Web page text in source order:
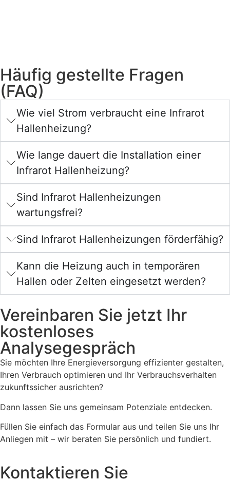
Häufig gestellte Fragen
(FAQ)
Wie viel Strom verbraucht eine Infrarot
Hallenheizung?
Wie lange dauert die Installation einer
Infrarot Hallenheizung?
Sind Infrarot Hallenheizungen
wartungsfrei?
Sind Infrarot Hallenheizungen förderfähig?
Kann die Heizung auch in temporären
Hallen oder Zelten eingesetzt werden?
Vereinbaren Sie jetzt Ihr
kostenloses
Analysegespräch
Sie möchten Ihre Energieversorgung effizienter gestalten,
Ihren Verbrauch optimieren und Ihr Verbrauchsverhalten
zukunftssicher ausrichten?
Dann lassen Sie uns gemeinsam Potenziale entdecken.
Füllen Sie einfach das Formular aus und teilen Sie uns Ihr
Anliegen mit – wir beraten Sie persönlich und fundiert.
Kontaktieren Sie